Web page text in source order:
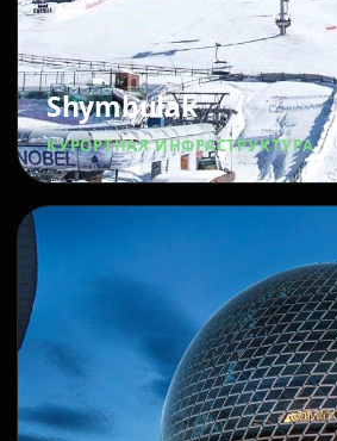
Shymbulak
КУРОРТНАЯ ИНФРАСТРУКТУРА